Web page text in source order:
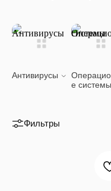
Антивирусы
е системы
Фильтры